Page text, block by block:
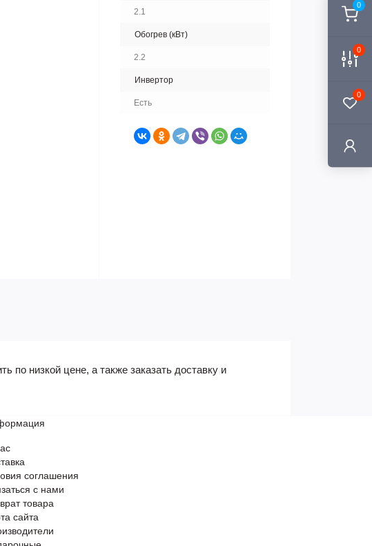
0
0
0
2.1
Обогрев (кВт)
2.2
Инвертор
Есть
по низкой цене, а также заказать доставку и
соглашения
с нами
товара
сайта